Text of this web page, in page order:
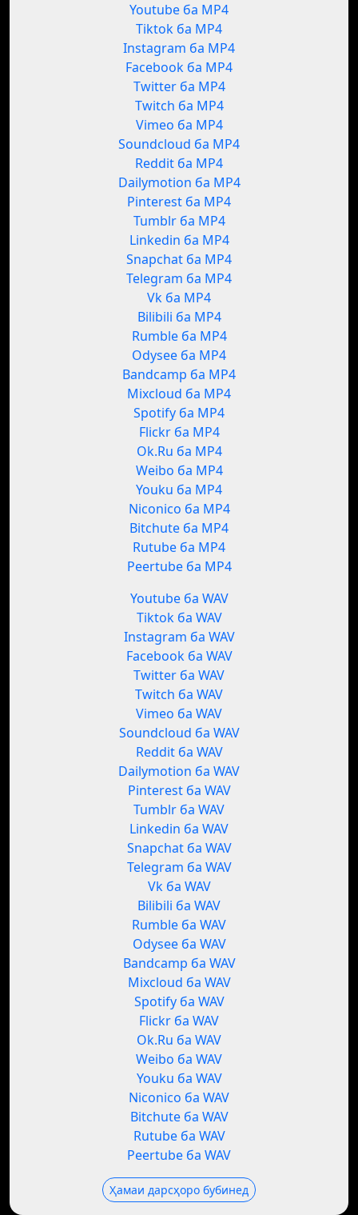
Youtube ба MP4
Tiktok ба MP4
Instagram ба MP4
Facebook ба MP4
Twitter ба MP4
Twitch ба MP4
Vimeo ба MP4
Soundcloud ба MP4
Reddit ба MP4
Dailymotion ба MP4
Pinterest ба MP4
Tumblr ба MP4
Linkedin ба MP4
Snapchat ба MP4
Telegram ба MP4
Vk ба MP4
Bilibili ба MP4
Rumble ба MP4
Odysee ба MP4
Bandcamp ба MP4
Mixcloud ба MP4
Spotify ба MP4
Flickr ба MP4
Ok.Ru ба MP4
Weibo ба MP4
Youku ба MP4
Niconico ба MP4
Bitchute ба MP4
Rutube ба MP4
Peertube ба MP4
Youtube ба WAV
Tiktok ба WAV
Instagram ба WAV
Facebook ба WAV
Twitter ба WAV
Twitch ба WAV
Vimeo ба WAV
Soundcloud ба WAV
Reddit ба WAV
Dailymotion ба WAV
Pinterest ба WAV
Tumblr ба WAV
Linkedin ба WAV
Snapchat ба WAV
Telegram ба WAV
Vk ба WAV
Bilibili ба WAV
Rumble ба WAV
Odysee ба WAV
Bandcamp ба WAV
Mixcloud ба WAV
Spotify ба WAV
Flickr ба WAV
Ok.Ru ба WAV
Weibo ба WAV
Youku ба WAV
Niconico ба WAV
Bitchute ба WAV
Rutube ба WAV
Peertube ба WAV
Ҳамаи дарсҳоро бубинед